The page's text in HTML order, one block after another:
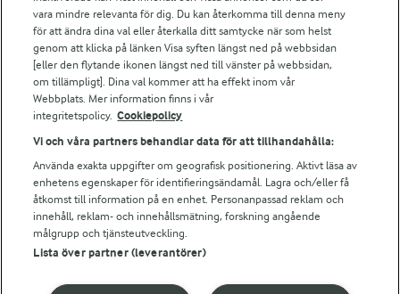
Bildbank
Följ oss
© 2026 Arla Foods
vara mindre relevanta för dig. Du kan återkomma till denna meny
för att ändra dina val eller återkalla ditt samtycke när som helst
genom att klicka på länken Visa syften längst ned på webbsidan
[eller den flytande ikonen längst ned till vänster på webbsidan,
om tillämpligt]. Dina val kommer att ha effekt inom vår
Webbplats. Mer information finns i vår
integritetspolicy. Cookiepolicy
Vi och våra partners behandlar data för att tillhandahålla:
Använda exakta uppgifter om geografisk positionering. Aktivt läsa av
enhetens egenskaper för identifieringsändamål. Lagra och/eller få
åtkomst till information på en enhet. Personanpassad reklam och
innehåll, reklam- och innehållsmätning, forskning angående
målgrupp och tjänsteutveckling.
Lista över partner (leverantörer)